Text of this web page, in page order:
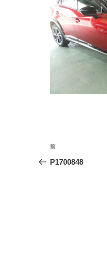
投
稿
前
の
前
P1700848